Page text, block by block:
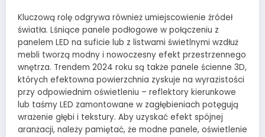
Kluczową rolę odgrywa również umiejscowienie źródeł
światła. Lśniące panele podłogowe w połączeniu z
panelem LED na suficie lub z listwami świetlnymi wzdłuż
mebli tworzą modny i nowoczesny efekt przestrzennego
wnętrza. Trendem 2024 roku są także panele ścienne 3D,
których efektowna powierzchnia zyskuje na wyrazistości
przy odpowiednim oświetleniu – reflektory kierunkowe
lub taśmy LED zamontowane w zagłębieniach potęgują
wrażenie głębi i tekstury. Aby uzyskać efekt spójnej
aranżacji, należy pamiętać, że modne panele, oświetlenie